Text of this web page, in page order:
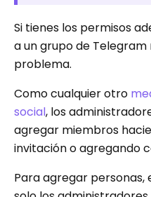
Si tienes los permisos
a un grupo de Telegram
problema.
Como cualquier otro
social, los
agregar miembros
invitación o agregando
Para agregar